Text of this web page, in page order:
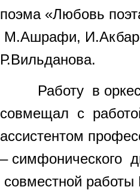
поэма «Любовь
М.Ашрафи,
Р.Вильданова.
Работу в
совмещал с
ассистентом
– симфонического
совместной